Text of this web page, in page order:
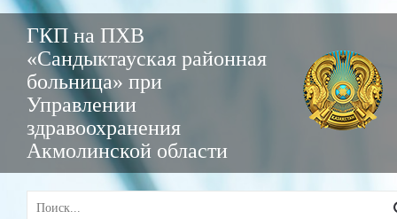
ГКП на ПХВ
«Сандыктауская районная
больница» при
Управлении
здравоохранения
Акмолинской области